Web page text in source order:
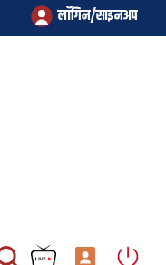
लॉगिन/साइनअप